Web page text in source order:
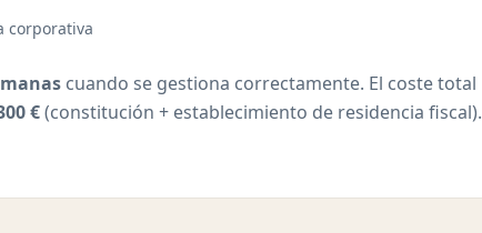
corporativa
cuando se gestiona correctamente. El coste total
€(constitución + establecimiento de residencia fiscal).